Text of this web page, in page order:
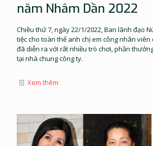
năm Nhâm Dần 2022
Chiều thứ 7, ngày 22/1/2022, Ban lãnh đạo
tiệc cho toàn thể anh chị em công nhân viên
đã diễn ra với rất nhiều trò chơi, phần
tại nhà chung công ty.
Xem thêm